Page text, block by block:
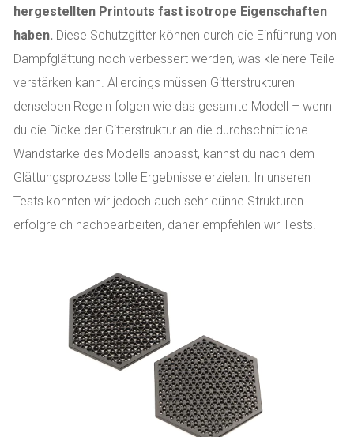
hergestellten Printouts fast isotrope Eigenschaften
haben. Diese Schutzgitter können durch die Einführung von
Dampfglättung noch verbessert werden, was kleinere Teile
verstärken kann. Allerdings müssen Gitterstrukturen
denselben Regeln folgen wie das gesamte Modell – wenn
du die Dicke der Gitterstruktur an die durchschnittliche
Wandstärke des Modells anpasst, kannst du nach dem
Glättungsprozess tolle Ergebnisse erzielen. In unseren
Tests konnten wir jedoch auch sehr dünne Strukturen
erfolgreich nachbearbeiten, daher empfehlen wir Tests.